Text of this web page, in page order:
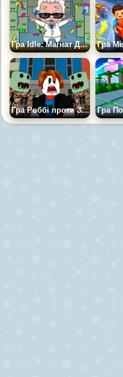
Гра Idle: Магнат Доставки
Гра Роббі проти Зомбі: Тайкон Шутер